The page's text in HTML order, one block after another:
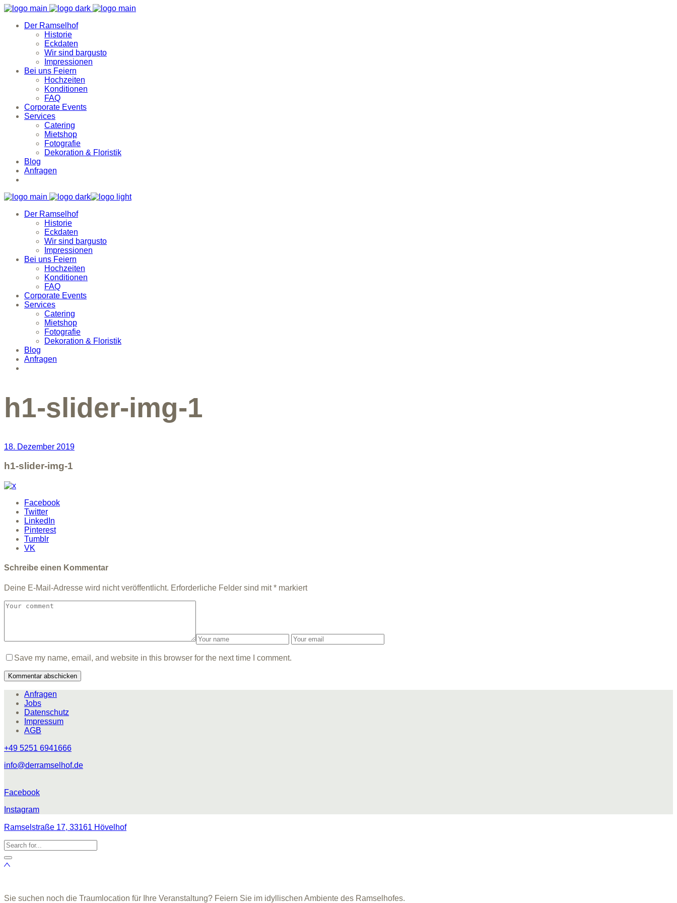
Der Ramselhof
Historie
Eckdaten
Wir sind bargusto
Impressionen
Bei uns Feiern
Hochzeiten
Konditionen
FAQ
Corporate Events
Services
Catering
Mietshop
Fotografie
Dekoration & Floristik
Blog
Anfragen
Der Ramselhof
Historie
Eckdaten
Wir sind bargusto
Impressionen
Bei uns Feiern
Hochzeiten
Konditionen
FAQ
Corporate Events
Services
Catering
Mietshop
Fotografie
Dekoration & Floristik
Blog
Anfragen
h1-slider-img-1
18. Dezember 2019
h1-slider-img-1
Facebook
Twitter
LinkedIn
Pinterest
Tumblr
VK
Schreibe einen Kommentar
Deine E-Mail-Adresse wird nicht veröffentlicht. Erforderliche Felder sind mit* markiert
Save my name, email, and website in this browser for the next time I comment.
Anfragen
Jobs
Datenschutz
Impressum
AGB
+49 5251 6941666
info@derramselhof.de
Facebook
Instagram
Ramselstraße 17, 33161 Hövelhof
Sie suchen noch die Traumlocation für Ihre Veranstaltung? Feiern Sie im idyllischen Ambiente des Ramselhofes.